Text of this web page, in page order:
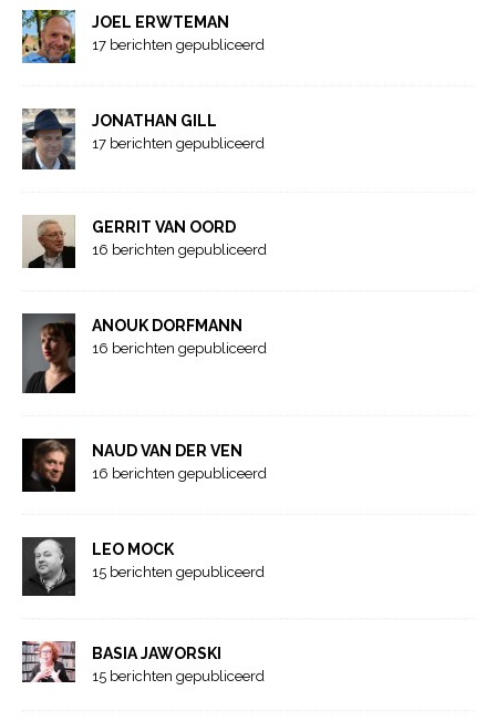
JOEL ERWTEMAN
17 berichten gepubliceerd
JONATHAN GILL
17 berichten gepubliceerd
GERRIT VAN OORD
16 berichten gepubliceerd
ANOUK DORFMANN
16 berichten gepubliceerd
NAUD VAN DER VEN
16 berichten gepubliceerd
LEO MOCK
15 berichten gepubliceerd
BASIA JAWORSKI
15 berichten gepubliceerd